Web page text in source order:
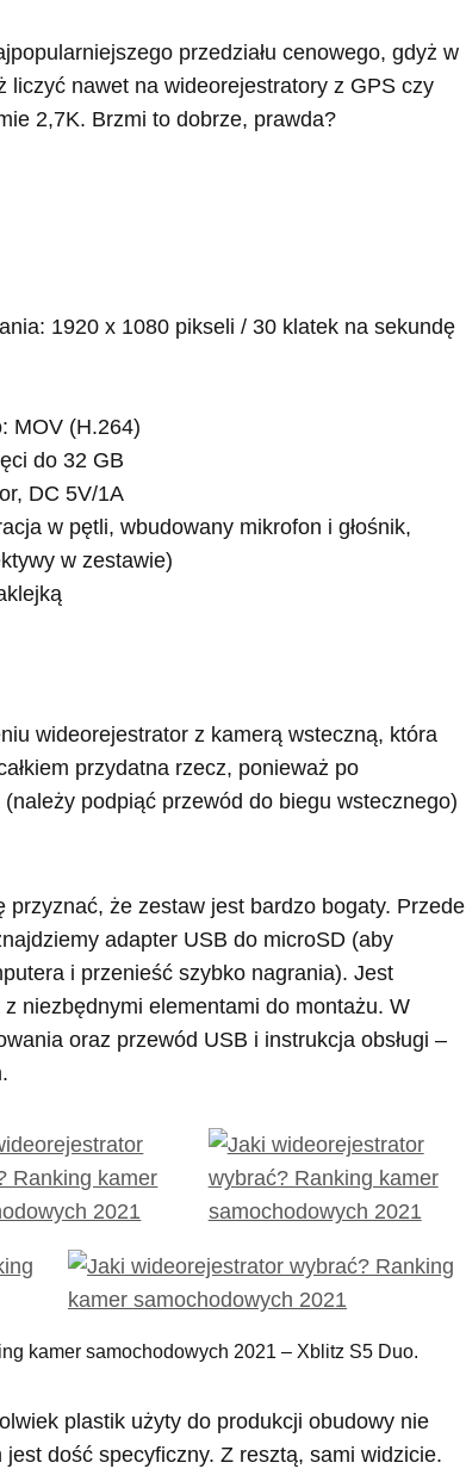
przedziału cenowego, gdyż w
liczyć nawet na wideorejestratory z GPS czy
2,7K. Brzmi to dobrze, prawda?
1920 x 1080 pikseli / 30 klatek na sekundę
MOV (H.264)
do 32 GB
DC 5V/1A
w pętli, wbudowany mikrofon i głośnik,
w zestawie)
wideorejestrator z kamerą wsteczną, która
przydatna rzecz, ponieważ po
podpiąć przewód do biegu wstecznego)
przyznać, że zestaw jest bardzo bogaty. Przede
adapter USB do microSD (aby
i przenieść szybko nagrania). Jest
niezbędnymi elementami do montażu. W
oraz przewód USB i instrukcja obsługi –
kamer samochodowych 2021 – Xblitz S5 Duo.
plastik użyty do produkcji obudowy nie
dość specyficzny. Z resztą, sami widzicie.